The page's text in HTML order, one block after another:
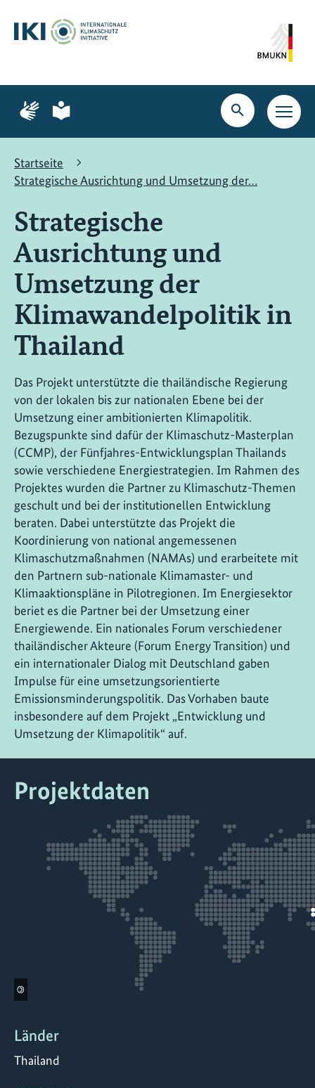
Hauptinhalt
springen
Suche
springen
Hauptnavigation
springen
Zur
Seite
Gebärdensprache
Zur
Seite
leichte
Suche
öffnen
Startseite
Strategische Ausrichtung und Umsetzung der…
Strategische
Ausrichtung und
Umsetzung der
Klimawandelpolitik in
Thailand
Das Projekt unterstützte die thailändische Regierung
von der lokalen bis zur nationalen Ebene bei der
Umsetzung einer ambitionierten Klimapolitik.
Bezugspunkte sind dafür der Klimaschutz-Masterplan
(CCMP), der Fünfjahres-Entwicklungsplan Thailands
sowie verschiedene Energiestrategien. Im Rahmen des
Projektes wurden die Partner zu Klimaschutz-Themen
geschult und bei der institutionellen Entwicklung
beraten. Dabei unterstützte das Projekt die
Koordinierung von national angemessenen
Klimaschutzmaßnahmen (NAMAs) und erarbeitete mit
den Partnern sub-nationale Klimamaster- und
Klimaaktionspläne in Pilotregionen. Im Energiesektor
beriet es die Partner bei der Umsetzung einer
Energiewende. Ein nationales Forum verschiedener
thailändischer Akteure (Forum Energy Transition) und
ein internationaler Dialog mit Deutschland gaben
Impulse für eine umsetzungsorientierte
Emissionsminderungspolitik. Das Vorhaben baute
insbesondere auf dem Projekt „Entwicklung und
Umsetzung der Klimapolitik“ auf.
Projektdaten
©
Länder
Thailand